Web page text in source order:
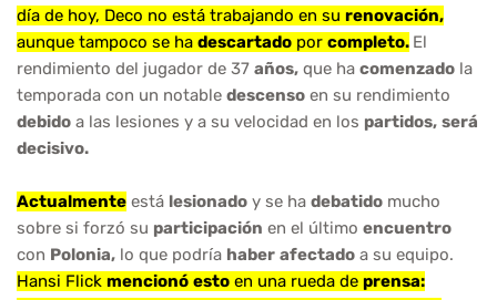
día de hoy, Deco no está trabajando en su renovación,
aunque tampoco se ha descartado por completo. El
rendimiento del jugador de 37 años, que ha comenzado la
temporada con un notable descenso en su rendimiento
debido a las lesiones y a su velocidad en los partidos, será
decisivo.
Actualmente está lesionado y se ha debatido mucho
sobre si forzó su participación en el último encuentro
con Polonia, lo que podría haber afectado a su equipo.
Hansi Flick mencionó esto en una rueda de prensa: